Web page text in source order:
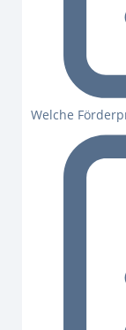
Welche